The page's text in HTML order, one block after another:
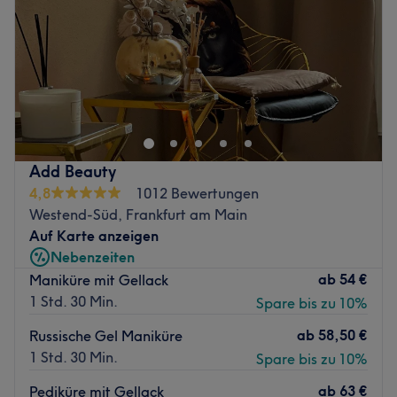
2. Archetypen-Test auf Russisch -
https://test.madibekdair.com/)
Durch das Ausfüllen dieser Tests können wir Ihre
individuellen Bedürfnisse und Vorlieben besser verstehen
und sicherstellen, dass Ihr Besuch bei uns eine
wunderbare Erfahrung wird.
Wir freuen uns auf Ihren Besuch und darauf, Ihnen zu
helfen, Ihre perfekte Frisur zu finden!
Eugen & Alena
Zurück zur Salonansicht
Sonntag
Geschlossen
Zurück zur Salonansicht
Add Beauty
4,8
1012 Bewertungen
Westend-Süd, Frankfurt am Main
Auf Karte anzeigen
Nebenzeiten
Maniküre mit Gellack
1 Std. 30 Min.
ab 54 €
Spare bis zu 10%
Russische Gel Maniküre
1 Std. 30 Min.
ab 58,50 €
Spare bis zu 10%
Pediküre mit Gellack
ab 63 €